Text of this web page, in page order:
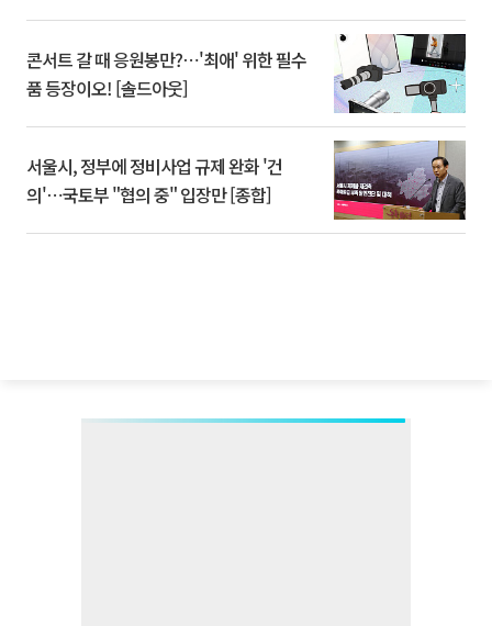
콘서트 갈 때 응원봉만?⋯'최애' 위한 필수
품 등장이오! [솔드아웃]
서울시, 정부에 정비사업 규제 완화 '건
의'⋯국토부 "협의 중" 입장만 [종합]